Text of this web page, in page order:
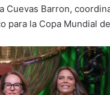
Cuevas Barron,
para la Copa Mundial